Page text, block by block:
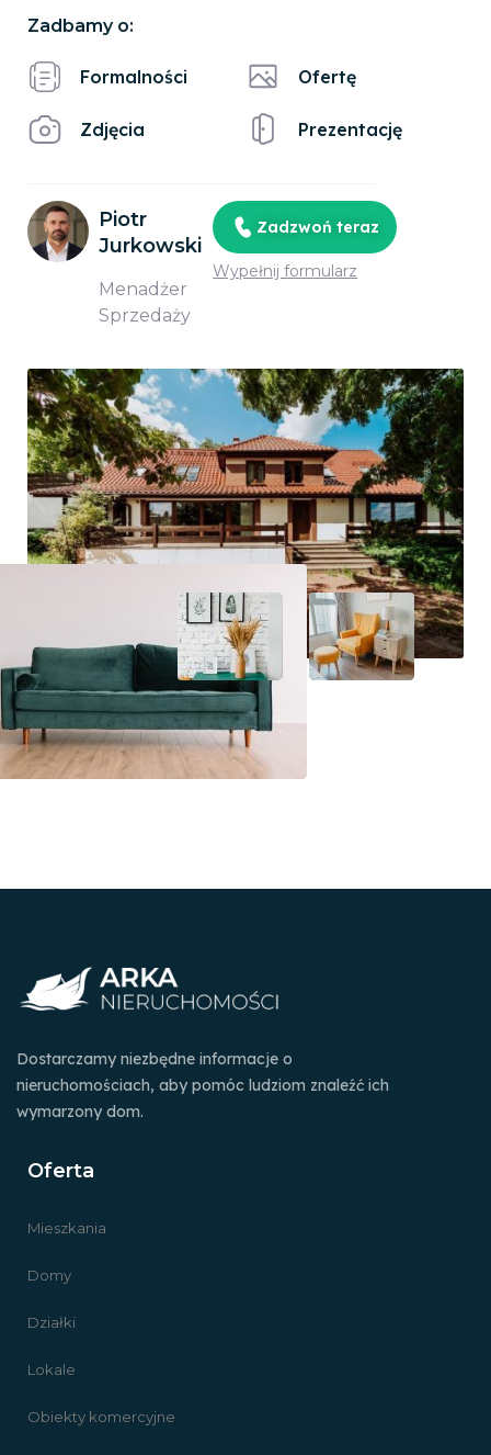
Zadbamy o:
Formalności
Zdjęcia
Ofertę
Prezentację
Piotr
Jurkowski
Menadżer
Sprzedaży
Zadzwoń teraz
Wypełnij formularz
Dostarczamy niezbędne informacje o
nieruchomościach, aby pomóc ludziom znaleźć ich
wymarzony dom.
Oferta
Mieszkania
Domy
Działki
Lokale
Obiekty komercyjne